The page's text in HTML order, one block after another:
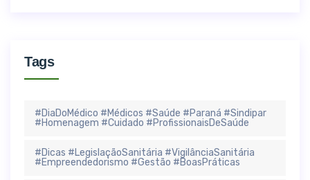
Tags
#DiaDoMédico #Médicos #Saúde #Paraná #Sindipar
#Homenagem #Cuidado #ProfissionaisDeSaúde
#Dicas #LegislaçãoSanitária #VigilânciaSanitária
#Empreendedorismo #Gestão #BoasPráticas